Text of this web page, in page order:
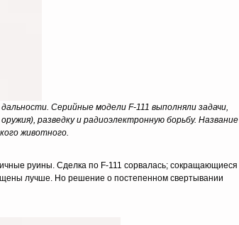
Серийные модели F-111 выполняли задачи,
разведку и радиоэлектронную борьбу. Название
животного.
руины. Сделка по F-111 сорвалась; сокращающиеся
лучше. Но решение о постепенном свертывании